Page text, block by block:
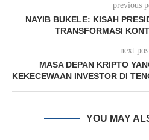
previous
NAYIB BUKELE: KISAH
TRANSFORMASI
next
MASA DEPAN KRIPTO
KEKECEWAAN INVESTOR DI
YOU MAY